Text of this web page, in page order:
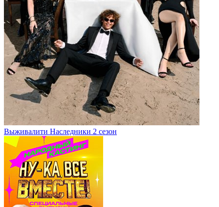
Выживалити Наследники 2 сезон